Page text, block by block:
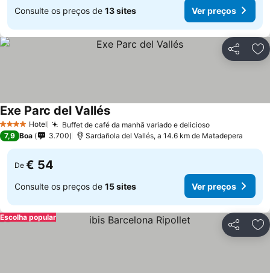
Consulte os preços de 13 sites Ver preços
Partilhar
4 EstrelasHotel Buffet de café da manhã variado e delicioso
Exe Parc del Vallés
7,9 Boa 3.700 Sardañola del Vallés, a 14.6 km de Matadepera
De € 54
Consulte os preços de 15 sites Ver preços
Partilhar
Escolha popular